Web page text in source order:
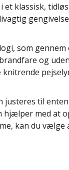
klassisk,
som
og
til
med at
kan du